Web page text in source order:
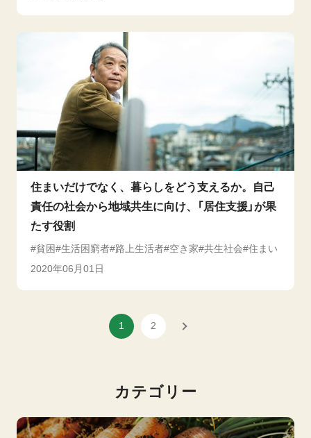
住まいだけでなく、暮らしをどう支えるか。自己
責任の社会から地域共生に向け、「居住支援」が果
たす役割
貧困 生活困窮者 路上生活者 空き家 共生社会 住まい
2020年06月01日
1 2
カテゴリー